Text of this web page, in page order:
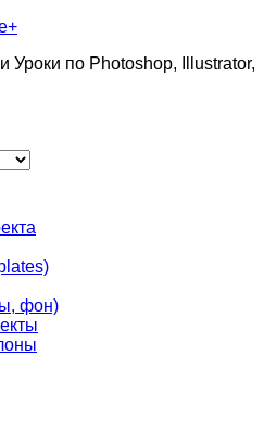
Уроки по Photoshop, Illustrator,
фон)